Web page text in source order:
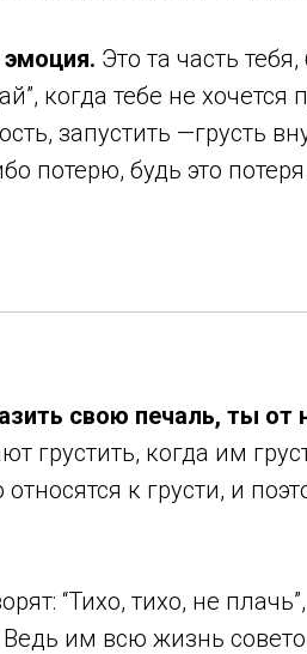
Это та часть
когда тебе не хочется
запустить —грусть
потерю, будь это
свою печаль, ты от
грустить, когда им
к грусти, и
“Тихо, тихо, не
им всю жизнь